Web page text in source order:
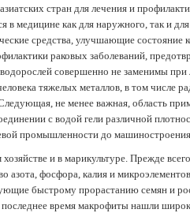
стран для лечения и
в медицине как для наружного, так и
средства, улучшающие
раковых заболеваний,
совершенно не заменимы
тяжелых металлов, в том числе
не менее важная, область
с водой гели различной
промышленности до
и в марикультуре. Прежде
фосфора, калия и
быстрому прорастанию семян и
время макрофиты нашли